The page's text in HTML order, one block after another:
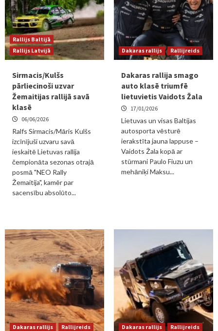
Rallijs Baltijā
Rallijs Latvijā
Sirmacis/Kulšs
pārliecinoši uzvar
Žemaitijas rallijā savā
klasē
06/06/2026
Ralfs Sirmacis/Māris Kulšs
izcīnījuši uzvaru savā
ieskaitē Lietuvas rallija
čempionāta sezonas otrajā
posmā "NEO Rally
Žemaitija", kamēr par
sacensību absolūto...
Dakaras rallijs Rallijreids
Dakaras rallija smago
auto klasē triumfē
lietuvietis Vaidots Žala
17/01/2026
Lietuvas un visas Baltijas
autosporta vēsturē
ierakstīta jauna lappuse –
Vaidots Žala kopā ar
stūrmani Paulo Fiuzu un
mehāniķi Maksu...
Dakaras rallijs Rallijreids Dakaras rallijs Rallijreids